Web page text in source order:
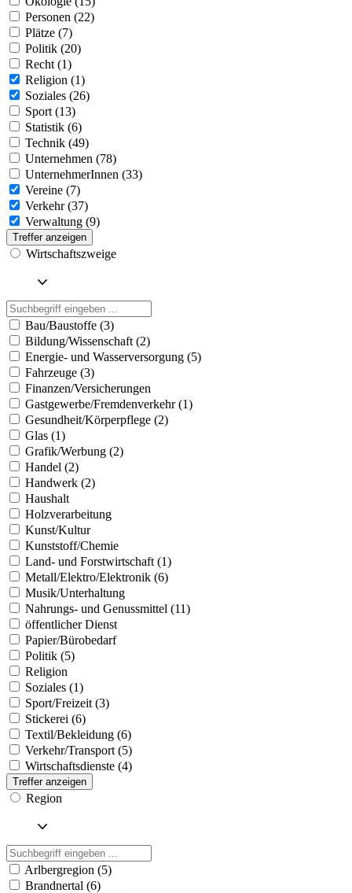
Personen (22)
Plätze (7)
Politik (20)
Recht (1)
Religion (1)
Soziales (26)
Sport (13)
Statistik (6)
Technik (49)
Unternehmen (78)
UnternehmerInnen (33)
Vereine (7)
Verkehr (37)
Verwaltung (9)
Treffer anzeigen
Wirtschaftszweige
Bau/Baustoffe (3)
Bildung/Wissenschaft (2)
Energie- und Wasserversorgung (5)
Fahrzeuge (3)
Finanzen/Versicherungen
Gastgewerbe/Fremdenverkehr (1)
Gesundheit/Körperpflege (2)
Glas (1)
Grafik/Werbung (2)
Handel (2)
Handwerk (2)
Haushalt
Holzverarbeitung
Kunst/Kultur
Kunststoff/Chemie
Land- und Forstwirtschaft (1)
Metall/Elektro/Elektronik (6)
Musik/Unterhaltung
Nahrungs- und Genussmittel (11)
öffentlicher Dienst
Papier/Bürobedarf
Politik (5)
Religion
Soziales (1)
Sport/Freizeit (3)
Stickerei (6)
Textil/Bekleidung (6)
Verkehr/Transport (5)
Wirtschaftsdienste (4)
Treffer anzeigen
Region
Arlbergregion (5)
Brandnertal (6)